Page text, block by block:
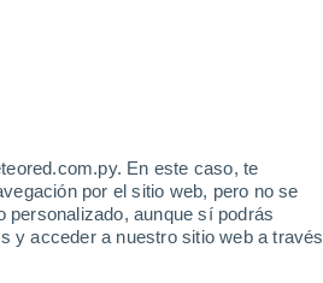
En este caso, te
por el sitio web, pero no se
personalizado, aunque sí podrás
y acceder a nuestro sitio web a través